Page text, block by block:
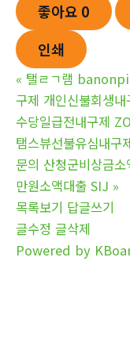
좋아요 0
인쇄
« 탤ㄹㄱ램 banonpi
구제 개인신불회생
수당일급전내구제
탬스뷰선불유심내
문의 산청군비상금
만원소액대출 SIJ »
목록보기 답글쓰기
글수정 글삭제
Powered by